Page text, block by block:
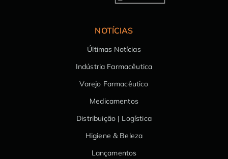
NOTÍCIAS
Últimas Notícias
Indústria Farmacêutica
Varejo Farmacêutico
Medicamentos
Distribuição | Logística
Higiene & Beleza
Lançamentos